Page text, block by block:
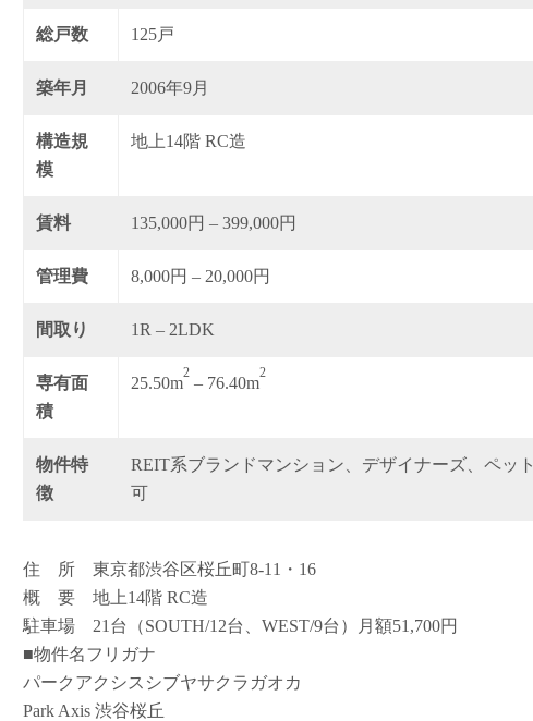
総戸数 125戸
築年月 2006年9月
構造規
模
地上14階 RC造
賃料 135,000円 – 399,000円
管理費 8,000円 – 20,000円
間取り 1R – 2LDK
専有面
積
25.50m
2
– 76.40m
2
物件特
徴
REIT系ブランドマンション、デザイナーズ、ペット
可
住 所 東京都渋谷区桜丘町8-11・16
概 要 地上14階 RC造
駐車場 21台（SOUTH/12台、WEST/9台）月額51,700円
■物件名フリガナ
パークアクシスシブヤサクラガオカ
Park Axis 渋谷桜丘